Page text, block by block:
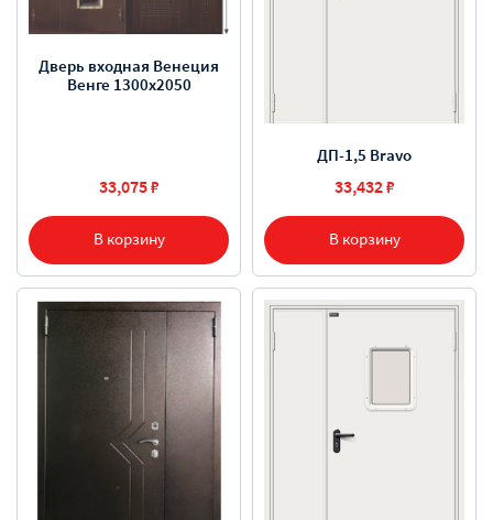
В корзину
Дверь входная Венеция
Венге 1300х2050
33,075 ₽
В корзину
ДП-1,5 Bravo
33,432 ₽